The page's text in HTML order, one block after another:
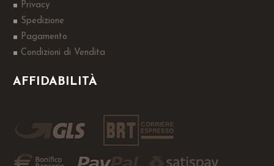
Privacy
Spedizione
Pagamento
Condizioni di Vendita
AFFIDABILITÀ